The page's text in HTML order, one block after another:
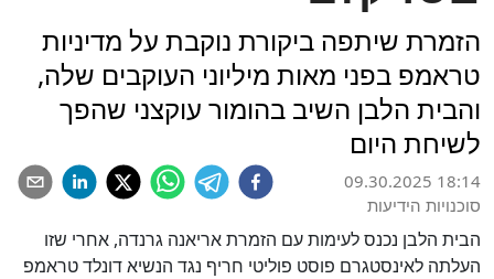
הזמרת שיתפה ביקורת נוקבת על מדיניות
טראמפ בפני מאות מיליוני העוקבים שלה,
והבית הלבן השיב בהומור עוקצני שהפך
לשיחת היום
09.30.2025 18:14
סוכנויות הידיעות
הבית הלבן נכנס לעימות עם הזמרת אריאנה גרנדה, אחרי שזו
העלתה לאינסטגרם פוסט פוליטי חריף נגד הנשיא דונלד טראמפ